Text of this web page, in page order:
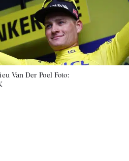
Van Der Poel Foto: